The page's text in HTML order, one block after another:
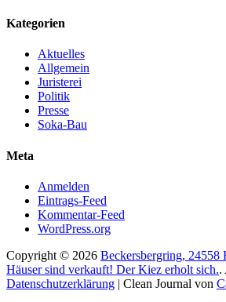
Kategorien
Aktuelles
Allgemein
Juristerei
Politik
Presse
Soka-Bau
Meta
Anmelden
Eintrags-Feed
Kommentar-Feed
WordPress.org
Copyright © 2026 Beckersbergring, 24558
Häuser sind verkauft! Der Kiez erholt sich..
Datenschutzerklärung | Clean Journal von